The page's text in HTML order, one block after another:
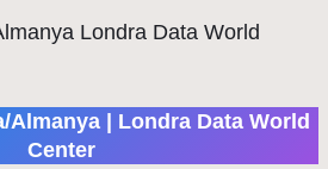
| Londra Data World
Center